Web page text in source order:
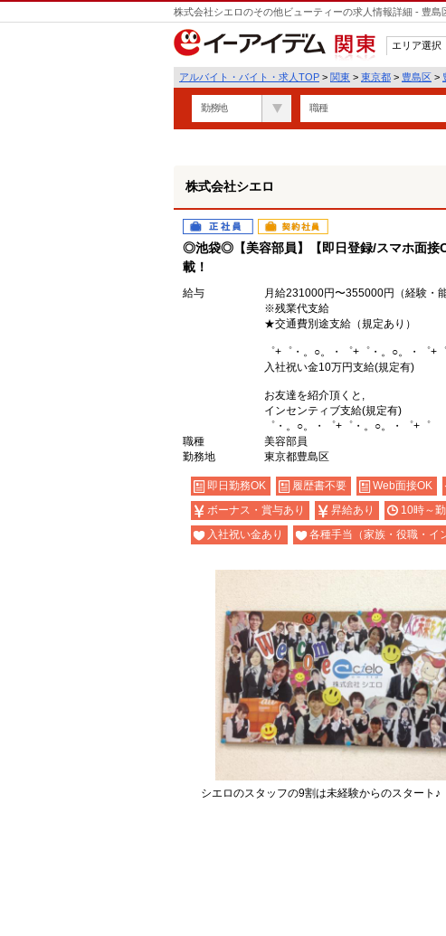
株式会社シエロのその他ビューティーの求人情報詳細 - 豊
関東
エリア選択
アルバイト・バイト・求人TOP > 関東 > 東京都 > 豊島区 >
勤務地 職種
株式会社シエロ
正社員 契約社員
◎池袋◎【美容部員】【即日登録/スマホ面接
載！
給与
月給231000円〜355000円（経験・
※残業代支給
★交通費別途支給（規定あり）
゜+゜・。○。・゜+゜・。○。・゜+
入社祝い金10万円支給(規定有)
お友達を紹介頂くと,
インセンティブ支給(規定有)
゜・。○。・゜+゜・。○。・゜+゜
職種
美容部員
勤務地
東京都豊島区
即日勤務OK 履歴書不要 Web面接OK
ボーナス・賞与あり
昇給あり 10時～
入社祝い金あり
各種手当（家族・役職・イ
シエロのスタッフの9割は未経験からのスタート♪